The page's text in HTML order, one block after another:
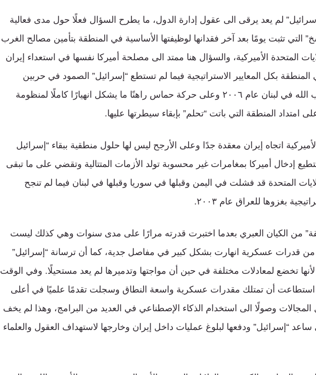
لم يعد يرقى الى عقول إدارة الدول، ما يطرح السؤال فعلًا حول مدى فعالية
التي تثبت يومًا بعد آخر فقدانها لوظيفتها الأساسية في المنطقة بتأمين مصالح الغرب
المتحدة الأميركية، والسؤال هنا ممتد الى مصلحة أميركا نفسها في استعداء إيران
المنطقة بكل المعايير الاستراتيجية فيما لم تستطع “إسرائيل” الصمود في حربين
شنتهما على حزب الله في لبنان عام ٢٠٠٦ وعلى حركة حماس راهنًا ما يشكل انهيارًا كاملًا لمنظومة
امتداد المنطقة التي باتت “تحلم” بإبقاء سيطرتها عليها.
اتجاه إيران معقدة جدًا وعلى الأرجح ليس لها حلول منطقية ببقاء “إسرائيل
إدخال أميركا بمغامرات غير محسوبة تولد الأزمات المتتالية وتقضي على ما تبقى
المتحدة قد فشلت في اليمن وقبلها في سوريا وقبلها في لبنان فيما لم تنجح
بغزوها للعراق عام ٢٠٠٣.
من الكيان العبري بعدما اختبرت قدرته مرارًا على مدى سنوات وهي كذلك ليست
من قدرات عسكرية انهارت بشكل كبير في مفاصل جدية، كما أن ترسانة “إسرائيل”
لأنها تخضع لمعادلات مختلفة في حين أن مواجتها وتدميرها لم يعد مستحيلًا. وفي الوقت
استطاعت أن تمتلك مقدرات عسكرية واسعة النطاق وسجلت تقدمًا علميًا في أعلى
وصولًا الى استخدام الذكاء الإصطناعي في العديد من البرامج، وهذا لم يخف
“إسرائيل” ودفعها لبلوغ عمليات داخل إيران وخارجها لاستهداف العقول والعلماء